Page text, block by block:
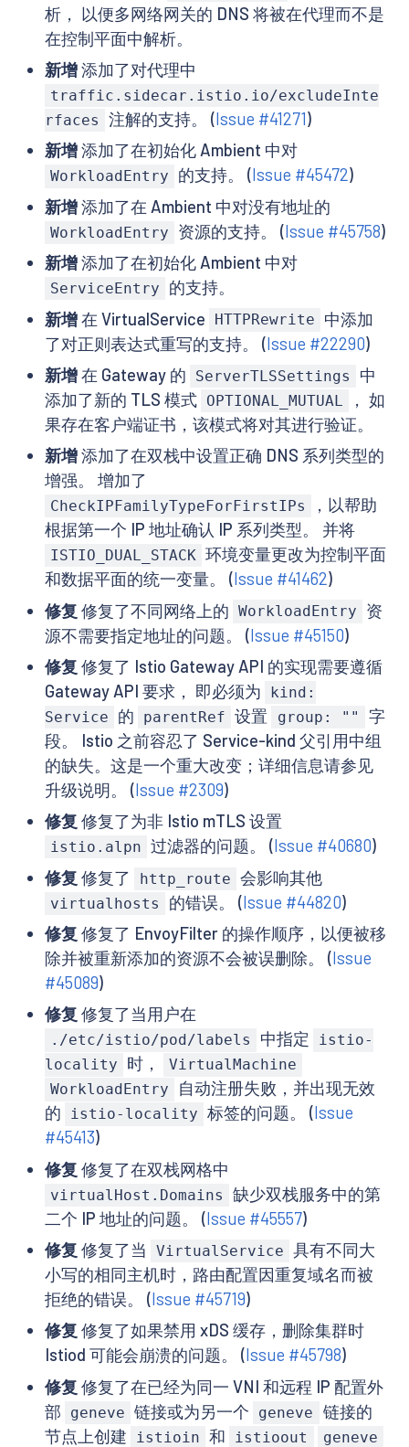
析， 以便多网络网关的 DNS 将被在代理而不是
在控制平面中解析。
新增添加了对代理中
traffic.sidecar.istio.io/excludeInte
rfaces
注解的支持。 (Issue #41271)
新增添加了在初始化 Ambient 中对
WorkloadEntry 的支持。 (Issue #45472)
新增添加了在 Ambient 中对没有地址的
WorkloadEntry 资源的支持。 (Issue #45758)
新增添加了在初始化 Ambient 中对
ServiceEntry
的支持。
新增在 VirtualService HTTPRewrite
中添加
了对正则表达式重写的支持。 (Issue #22290)
新增在 Gateway 的 ServerTLSSettings
中
添加了新的 TLS 模式 OPTIONAL_MUTUAL
， 如
果存在客户端证书，该模式将对其进行验证。
新增添加了在双栈中设置正确 DNS 系列类型的
增强。 增加了
CheckIPFamilyTypeForFirstIPs
，以帮助
根据第一个 IP 地址确认 IP 系列类型。 并将
ISTIO_DUAL_STACK 环境变量更改为控制平面
和数据平面的统一变量。 (Issue #41462)
修复 修复了不同网络上的 WorkloadEntry
资
源不需要指定地址的问题。 (Issue #45150)
修复 修复了 Istio Gateway API 的实现需要遵循
Gateway API 要求， 即必须为
kind:
Service
的 parentRef 设置 group: ""
字
段。 Istio 之前容忍了 Service-kind 父引用中组
的缺失。这是一个重大改变；详细信息请参见
升级说明。 (Issue #2309)
修复 修复了为非 Istio mTLS 设置
istio.alpn 过滤器的问题。 (Issue #40680)
修复 修复了 http_route 会影响其他
virtualhosts 的错误。 (Issue #44820)
修复 修复了 EnvoyFilter 的操作顺序，以便被移
除并被重新添加的资源不会被误删除。 (Issue
#45089)
修复 修复了当用户在
./etc/istio/pod/labels 中指定
istio-
locality
时，
VirtualMachine
WorkloadEntry
自动注册失败，并出现无效
的
istio-locality 标签的问题。 (Issue
#45413)
修复 修复了在双栈网格中
virtualHost.Domains
缺少双栈服务中的第
二个 IP 地址的问题。 (Issue #45557)
修复 修复了当 VirtualService 具有不同大
小写的相同主机时，路由配置因重复域名而被
拒绝的错误。 (Issue #45719)
修复 修复了如果禁用 xDS 缓存，删除集群时
Istiod 可能会崩溃的问题。 (Issue #45798)
修复 修复了在已经为同一 VNI 和远程 IP 配置外
部
geneve 链接或为另一个 geneve
链接的
节点上创建
istioin 和 istioout geneve